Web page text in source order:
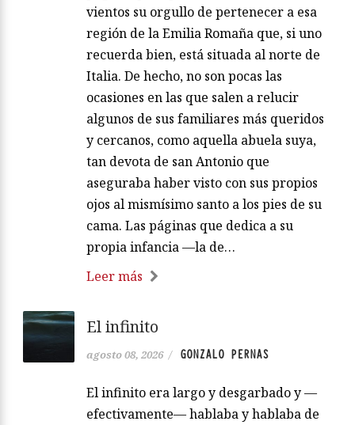
vientos su orgullo de pertenecer a esa
región de la Emilia Romaña que, si uno
recuerda bien, está situada al norte de
Italia. De hecho, no son pocas las
ocasiones en las que salen a relucir
algunos de sus familiares más queridos
y cercanos, como aquella abuela suya,
tan devota de san Antonio que
aseguraba haber visto con sus propios
ojos al mismísimo santo a los pies de su
cama. Las páginas que dedica a su
propia infancia —la de…
Leer más
El infinito
agosto 08, 2026 / GONZALO PERNAS
El infinito era largo y desgarbado y —
efectivamente— hablaba y hablaba de